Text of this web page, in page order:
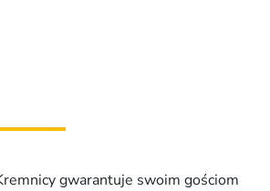
gwarantuje swoim gościom